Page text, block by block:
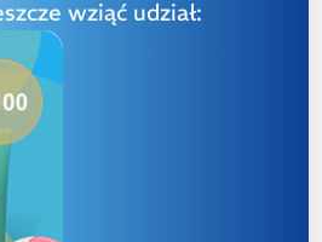
wziąć udział: